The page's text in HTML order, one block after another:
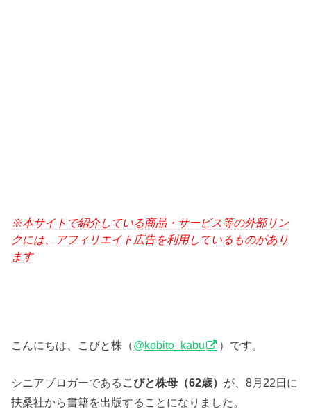
※本サイトで紹介している商品・サービス等の外部リン
クには、アフィリエイト広告を利用しているものがあり
ます
こんにちは、こびと株（@kobito_kabu ）です。
シニアブロガーである こびと株母（62歳） が、8月22日に
扶桑社から書籍を出版することになりました。